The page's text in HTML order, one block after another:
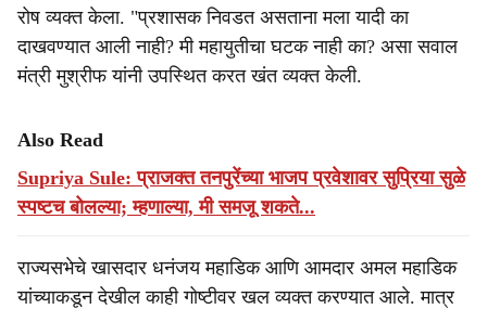
रोष व्यक्त केला. "प्रशासक निवडत असताना मला यादी का
दाखवण्यात आली नाही? मी महायुतीचा घटक नाही का? असा सवाल
मंत्री मुश्रीफ यांनी उपस्थित करत खंत व्यक्त केली.
Also Read
Supriya Sule: प्राजक्त तनपुरेंच्या भाजप प्रवेशावर सुप्रिया सुळे
स्पष्टच बोलल्या; म्हणाल्या, मी समजू शकते...
राज्यसभेचे खासदार धनंजय महाडिक आणि आमदार अमल महाडिक
यांच्याकडून देखील काही गोष्टीवर खल व्यक्त करण्यात आले. मात्र